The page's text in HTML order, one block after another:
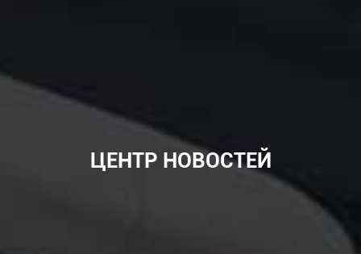
ЦЕНТР НОВОСТЕЙ